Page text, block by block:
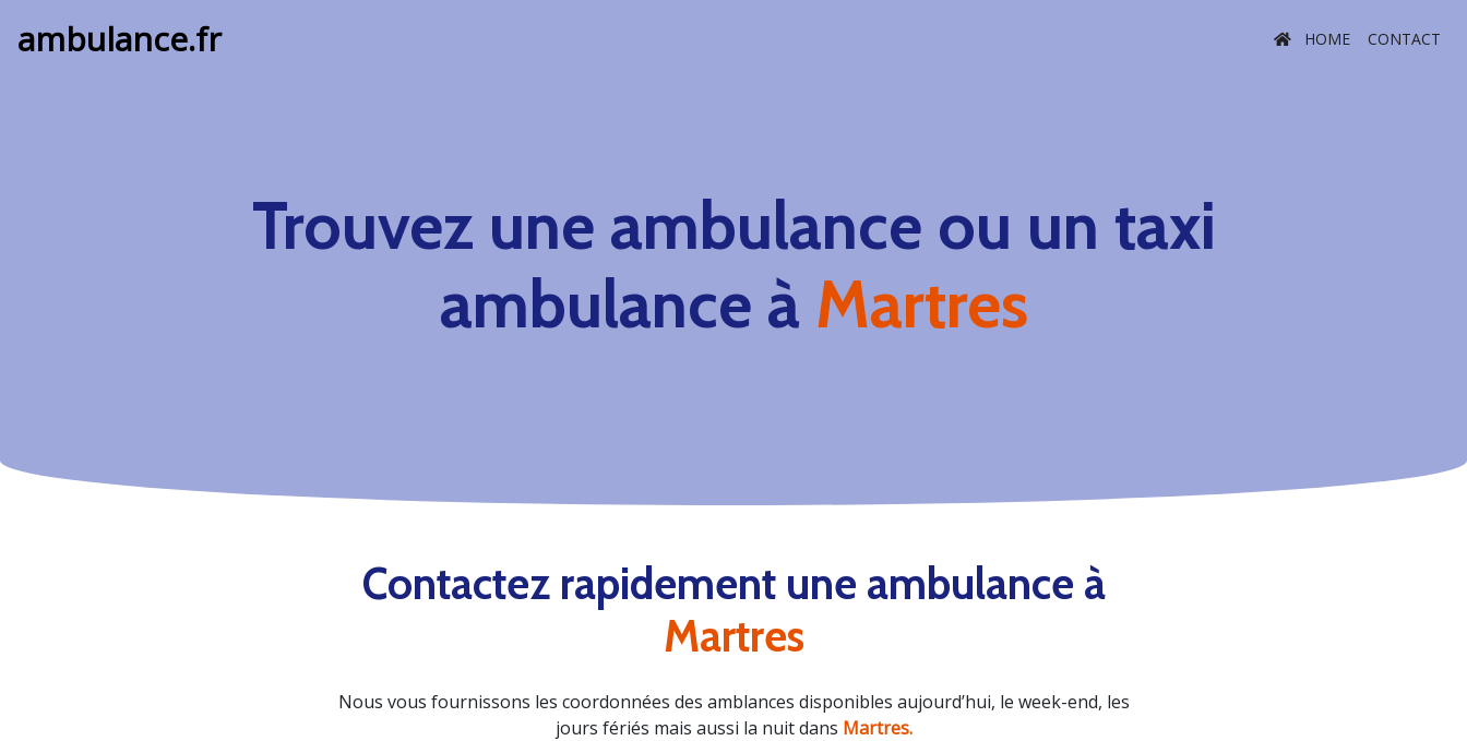
ambulance.fr HOME CONTACT
Trouvez une ambulance ou un taxi
ambulance à Martres
Contactez rapidement une ambulance à
Martres
Nous vous fournissons les coordonnées des amblances disponibles aujourd’hui, le week-end, les
jours fériés mais aussi la nuit dans Martres.